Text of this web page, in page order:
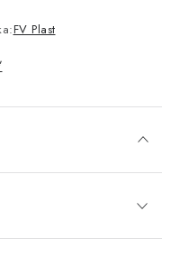
Moja objednávka
FV Plast